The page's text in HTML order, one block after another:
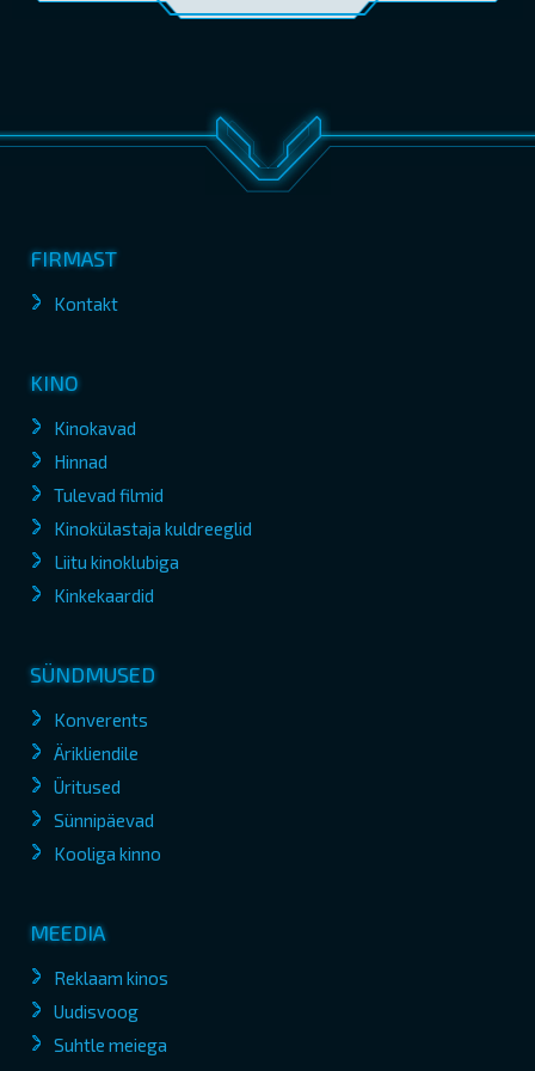
FIRMAST
Kontakt
KINO
Kinokavad
Hinnad
Tulevad filmid
Kinokülastaja kuldreeglid
Liitu kinoklubiga
Kinkekaardid
SÜNDMUSED
Konverents
Ärikliendile
Üritused
Sünnipäevad
Kooliga kinno
MEEDIA
Reklaam kinos
Uudisvoog
Suhtle meiega